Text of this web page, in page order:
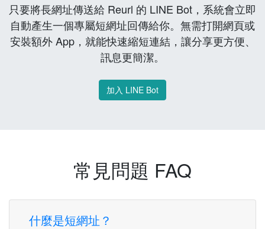
只要將長網址傳送給 Reurl 的 LINE Bot，系統會立即
自動產生一個專屬短網址回傳給你。無需打開網頁或
安裝額外 App，就能快速縮短連結，讓分享更方便、
訊息更簡潔。
加入 LINE Bot
常見問題 FAQ
什麼是短網址？